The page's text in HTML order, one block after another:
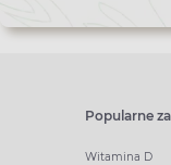
Popularne
Witamina D